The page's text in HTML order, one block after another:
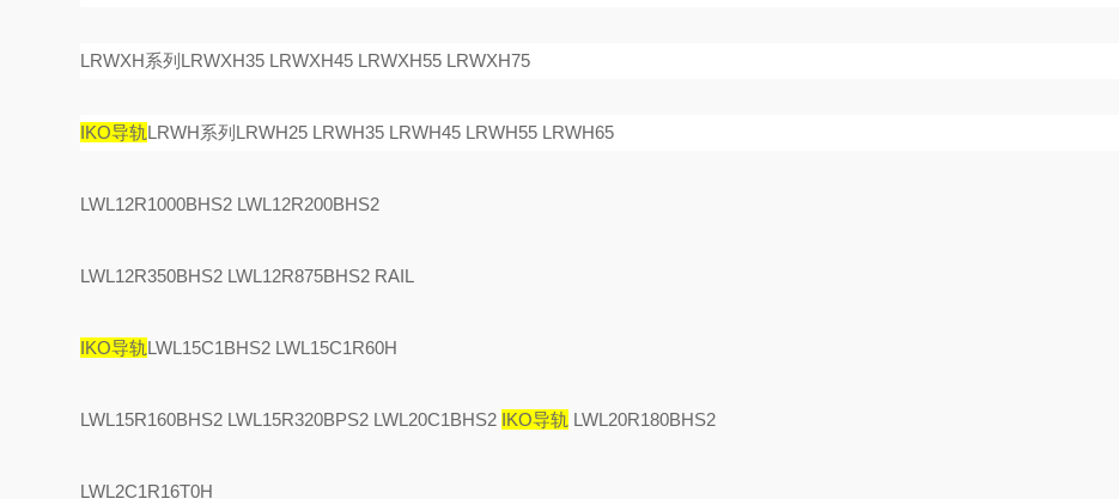
LRWXH系列LRWXH35 LRWXH45 LRWXH55 LRWXH75
IKO导轨LRWH系列LRWH25 LRWH35 LRWH45 LRWH55 LRWH65
LWL12R1000BHS2 LWL12R200BHS2
LWL12R350BHS2 LWL12R875BHS2 RAIL
IKO导轨LWL15C1BHS2 LWL15C1R60H
LWL15R160BHS2 LWL15R320BPS2 LWL20C1BHS2 IKO导轨 LWL20R180BHS2
LWL2C1R16T0H